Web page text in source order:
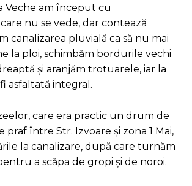
Veche am început cu
nu se vede, dar contează
canalizarea pluvială ca să nu mai
la ploi, schimbăm bordurile vechi
și aranjăm trotuarele, iar la
asfaltată integral.
care era practic un drum de
praf între Str. Izvoare și zona 1 Mai,
la canalizare, după care turnăm
a scăpa de gropi și de noroi.